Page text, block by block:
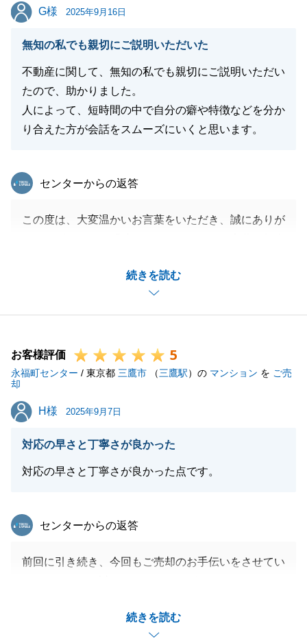
G様
G様 2025年9月16日
無知の私でも親切にご説明いただいた
不動産に関して、無知の私でも親切にご説明いただい
たので、助かりました。
人によって、短時間の中で自分の癖や特徴などを分か
り合えた方が会話をスムーズにいくと思います。
続きを読む
東急リバブル
センターからの返答
この度は、大変温かいお言葉をいただき、誠にありが
不動産は専門的な内容も多く、ご不安に思われる方も
そのため、G様に少しでも分かりやすくお伝えできて
また、「短時間で癖や特徴を分かり合えた方が会話が
スムーズにいく」とのお言葉、まさにその通りだと感
G様がリラックスしてお話ししてくださったおかげ
ることができました。
貴重なご意見をありがとうございます。今後とも、ご
引き続き、G様のお力になれるよう努めてまいりま
お客様評価 5
永福町センター / 東京都 三鷹市 （三鷹駅）の マンション を ご売
却
H様
H様 2025年9月7日
対応の早さと丁寧さが良かった
対応の早さと丁寧さが良かった点です。
続きを読む
東急リバブル
センターからの返答
前回に引き続き、今回もご売却のお手伝いをさせてい
販売開始後スムーズにご契約・ご決済となり、私も大